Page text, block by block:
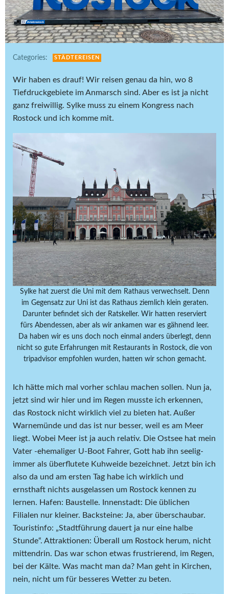
Categories: STÄDTEREISEN
Wir haben es drauf! Wir reisen genau da hin, wo 8
Tiefdruckgebiete im Anmarsch sind. Aber es ist ja nicht
ganz freiwillig. Sylke muss zu einem Kongress nach
Rostock und ich komme mit.
Sylke hat zuerst die Uni mit dem Rathaus verwechselt. Denn
im Gegensatz zur Uni ist das Rathaus ziemlich klein geraten.
Darunter befindet sich der Ratskeller. Wir hatten reserviert
fürs Abendessen, aber als wir ankamen war es gähnend leer.
Da haben wir es uns doch noch einmal anders überlegt, denn
nicht so gute Erfahrungen mit Restaurants in Rostock, die von
tripadvisor empfohlen wurden, hatten wir schon gemacht.
Ich hätte mich mal vorher schlau machen sollen. Nun ja,
jetzt sind wir hier und im Regen musste ich erkennen,
das Rostock nicht wirklich viel zu bieten hat. Außer
Warnemünde und das ist nur besser, weil es am Meer
liegt. Wobei Meer ist ja auch relativ. Die Ostsee hat mein
Vater -ehemaliger U-Boot Fahrer, Gott hab ihn seelig-
immer als überflutete Kuhweide bezeichnet. Jetzt bin ich
also da und am ersten Tag habe ich wirklich und
ernsthaft nichts ausgelassen um Rostock kennen zu
lernen. Hafen: Baustelle. Innenstadt: Die üblichen
Filialen nur kleiner. Backsteine: Ja, aber überschaubar.
Touristinfo: „Stadtführung dauert ja nur eine halbe
Stunde“. Attraktionen: Überall um Rostock herum, nicht
mittendrin. Das war schon etwas frustrierend, im Regen,
bei der Kälte. Was macht man da? Man geht in Kirchen,
nein, nicht um für besseres Wetter zu beten.